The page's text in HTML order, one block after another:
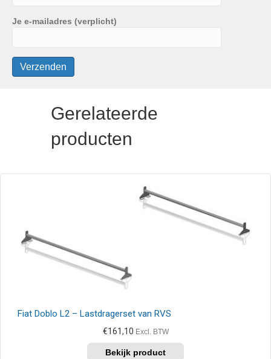
Je e-mailadres (verplicht)
Gerelateerde
producten
Fiat Doblo L2 – Lastdragerset van RVS
€161,10 Excl. BTW